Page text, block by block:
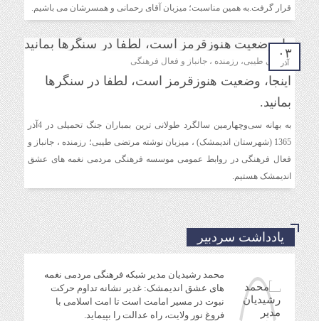
دیدار دبیر جدید موسسه فرهنگی مردمی نغمه های عشق
اندیمشک با معاونت جوانان اداره کل ورزش و جوانان
خوزستان
دیدار دبیر موسسه فرهنگی مردمی نغمه های عشق با ریاست
اداره ورزش و جوانان اندیمشک
مراسم دورهمی خانوادگی با عنوان کافه شادی مهدوی به
مناسبت نیمه شعبان و دهه فجر و هفته ی جوان در اندیمشک
برگزار شد.
مراسم جشن ولادت امام زمان (عج) و جشن فجر انقلاب
اسلامی و هفته ی جوان در اندیمشک برگزار شد.
تشریح برنامه های دهه مهدویت شبکه فرهنگی مردمی نغمه
های عشق اندیمشک
قرار گرفت.به همین مناسبت؛ میزبان آقای رحمانی و همسرشان می باشیم.
۰۳
آذر
مرتضی طیبی، رزمنده ، جانباز و فعال فرهنگی
اینجا، وضعیت هنوزقرمز است، لطفا در سنگرها
بمانید.
به بهانه سی‌وچهارمین سالگرد طولانی ترین بمباران جنگ تحمیلی در 4آذر
1365 (شهرستان اندیمشک) ، میزبان نوشته مرتضی طیبی؛ رزمنده ، جانباز و
فعال فرهنگی در روابط عمومی موسسه فرهنگی مردمی نغمه های عشق
اندیمشک هستیم.
یادداشت سردبیر
محمد رشیدیان مدیر شبکه فرهنگی مردمی نغمه
های عشق اندیمشک: غدیر نشانه تداوم حرکت
نبوت در مسیر امامت است تا امت اسلامی با
فروغ نور ولایت، راه عدالت را بپیماید.